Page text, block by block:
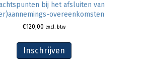
bij het afsluiten van
overeenkomsten
€120,00 excl. btw
Inschrijven